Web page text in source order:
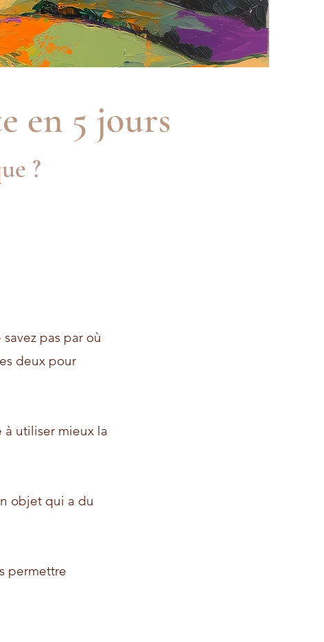
en 5 jours
?
pas par où
deux pour
à utiliser mieux la
objet qui a du
permettre